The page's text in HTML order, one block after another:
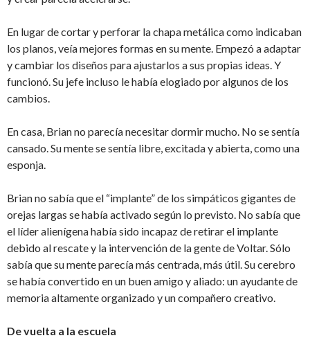
En lugar de cortar y perforar la chapa metálica como indicaban
los planos, veía mejores formas en su mente. Empezó a adaptar
y cambiar los diseños para ajustarlos a sus propias ideas. Y
funcionó. Su jefe incluso le había elogiado por algunos de los
cambios.
En casa, Brian no parecía necesitar dormir mucho. No se sentía
cansado. Su mente se sentía libre, excitada y abierta, como una
esponja.
Brian no sabía que el “implante” de los simpáticos gigantes de
orejas largas se había activado según lo previsto. No sabía que
el líder alienígena había sido incapaz de retirar el implante
debido al rescate y la intervención de la gente de Voltar. Sólo
sabía que su mente parecía más centrada, más útil. Su cerebro
se había convertido en un buen amigo y aliado: un ayudante de
memoria altamente organizado y un compañero creativo.
De vuelta a la escuela